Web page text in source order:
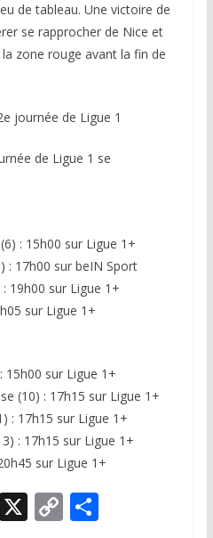
de tableau. Une victoire de
se rapprocher de Nice et
zone rouge avant la fin de
journée de Ligue 1
de Ligue 1 se
: 15h00 sur Ligue 1+
: 17h00 sur beIN Sport
19h00 sur Ligue 1+
sur Ligue 1+
15h00 sur Ligue 1+
(10) : 17h15 sur Ligue 1+
: 17h15 sur Ligue 1+
: 17h15 sur Ligue 1+
sur Ligue 1+
X C P